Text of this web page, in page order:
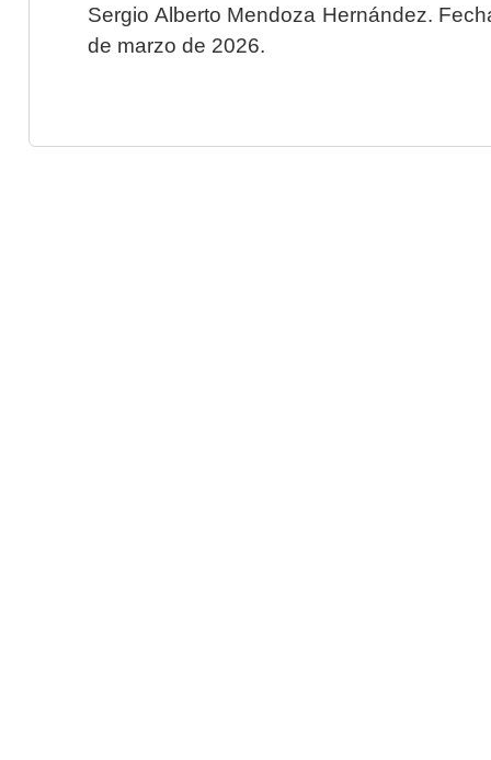
Sergio Alberto Mendoza Hernández.
de marzo de 2026.